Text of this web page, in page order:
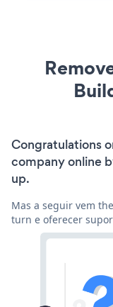
Congratulations
company online
up.
Mas a seguir vem
turn e oferecer